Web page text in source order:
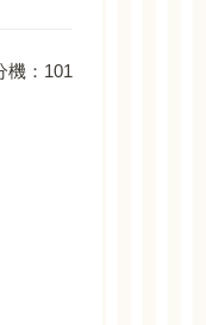
機：101